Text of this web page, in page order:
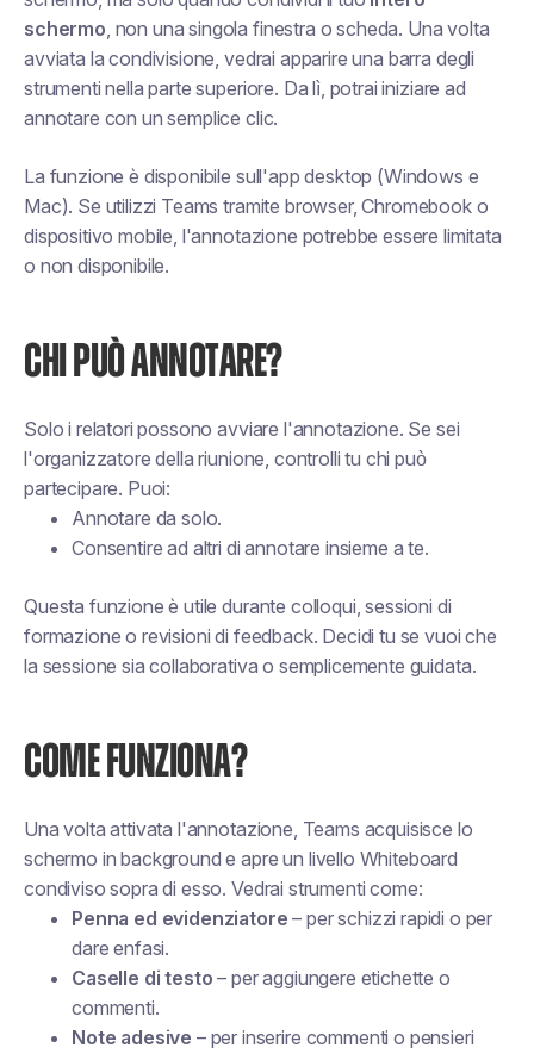
schermo, non una singola finestra o scheda. Una volta
avviata la condivisione, vedrai apparire una barra degli
strumenti nella parte superiore. Da lì, potrai iniziare ad
annotare con un semplice clic.
La funzione è disponibile sull'app desktop (Windows e
Mac). Se utilizzi Teams tramite browser, Chromebook o
dispositivo mobile, l'annotazione potrebbe essere limitata
o non disponibile.
CHI PUÒ ANNOTARE?
Solo i relatori possono avviare l'annotazione. Se sei
l'organizzatore della riunione, controlli tu chi può
partecipare. Puoi:
Annotare da solo.
Consentire ad altri di annotare insieme a te.
Questa funzione è utile durante colloqui, sessioni di
formazione o revisioni di feedback. Decidi tu se vuoi che
la sessione sia collaborativa o semplicemente guidata.
COME FUNZIONA?
Una volta attivata l'annotazione, Teams acquisisce lo
schermo in background e apre un livello Whiteboard
condiviso sopra di esso. Vedrai strumenti come:
Penna ed evidenziatore – per schizzi rapidi o per
dare enfasi.
Caselle di testo – per aggiungere etichette o
commenti.
Note adesive – per inserire commenti o pensieri